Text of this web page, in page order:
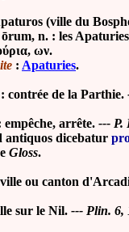
(ville du
n. : les Apaturies,
ων.
: Apaturies.
contrée de la Parthie.
arrête. --- P.
antiquos dicebatur
Gloss.
ou canton
sur le Nil. --- Plin. 6,